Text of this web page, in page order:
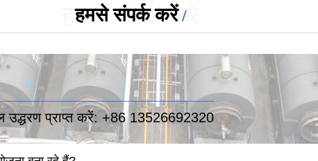
हमसे संपर्क करें
हमसे संपर्क करें
प्राप्त करें: +86 13526692320